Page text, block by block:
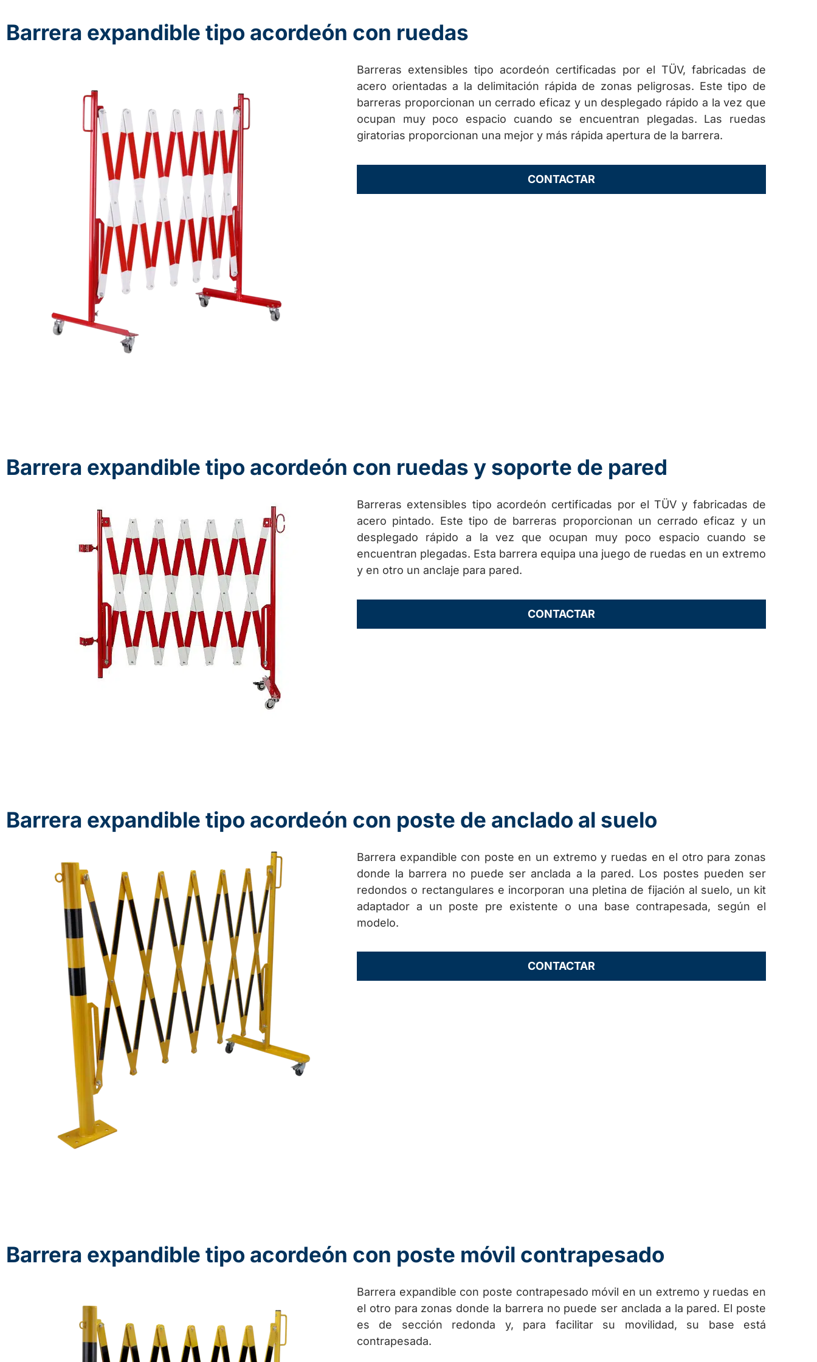
Barrera expandible tipo acordeón con ruedas
Barreras extensibles tipo acordeón certificadas por el TÜV, fabricadas de
acero orientadas a la delimitación rápida de zonas peligrosas. Este tipo de
barreras proporcionan un cerrado eficaz y un desplegado rápido a la vez que
ocupan muy poco espacio cuando se encuentran plegadas. Las ruedas
giratorias proporcionan una mejor y más rápida apertura de la barrera.
CONTACTAR
Barrera expandible tipo acordeón con ruedas y soporte de pared
Barreras extensibles tipo acordeón certificadas por el TÜV y fabricadas de
acero pintado. Este tipo de barreras proporcionan un cerrado eficaz y un
desplegado rápido a la vez que ocupan muy poco espacio cuando se
encuentran plegadas. Esta barrera equipa una juego de ruedas en un extremo
y en otro un anclaje para pared.
CONTACTAR
Barrera expandible tipo acordeón con poste de anclado al suelo
Barrera expandible con poste en un extremo y ruedas en el otro para zonas
donde la barrera no puede ser anclada a la pared. Los postes pueden ser
redondos o rectangulares e incorporan una pletina de fijación al suelo, un kit
adaptador a un poste pre existente o una base contrapesada, según el
modelo.
CONTACTAR
Barrera expandible tipo acordeón con poste móvil contrapesado
Barrera expandible con poste contrapesado móvil en un extremo y ruedas en
el otro para zonas donde la barrera no puede ser anclada a la pared. El poste
es de sección redonda y, para facilitar su movilidad, su base está
contrapesada.